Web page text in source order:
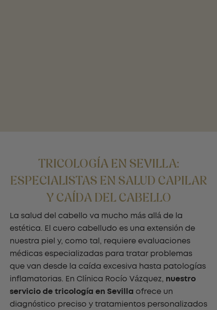
TRICOLOGÍA EN SEVILLA:
ESPECIALISTAS EN SALUD CAPILAR
Y CAÍDA DEL CABELLO
La salud del cabello va mucho más allá de la
estética. El cuero cabelludo es una extensión de
nuestra piel y, como tal, requiere evaluaciones
médicas especializadas para tratar problemas
que van desde la caída excesiva hasta patologías
inflamatorias. En Clínica Rocío Vázquez, nuestro
servicio de tricología en Sevilla ofrece un
diagnóstico preciso y tratamientos personalizados